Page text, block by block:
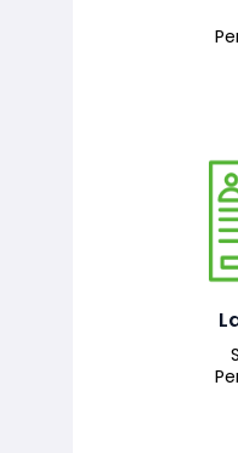
Pegawai
maklumat
semua
kepada